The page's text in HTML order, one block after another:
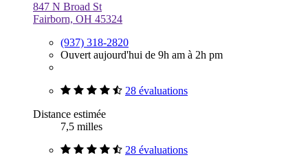
847 N Broad St
Fairborn, OH 45324
(937) 318-2820
Ouvert aujourd'hui de 9h am à 2h pm
28 évaluations
Distance estimée
7,5 milles
28 évaluations